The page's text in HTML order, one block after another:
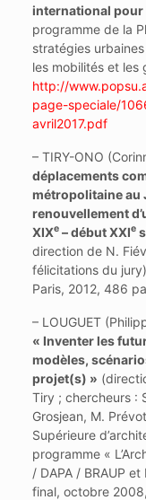
international pour
programme de la
stratégies
les mobilités et les
http://
page-speciale/
avril2017.pdf
– TIRY-ONO
déplacements
métropolitaine au
renouvellement
XIXe– début XXIe
direction de N.
félicitations du
Paris, 2012, 486
– LOUGUET
« Inventer les
modèles,
projet(s) »
Tiry ; chercheurs :
Grosjean, M.
Supérieure
programme «
/ DAPA / BRAUP
final, octobre